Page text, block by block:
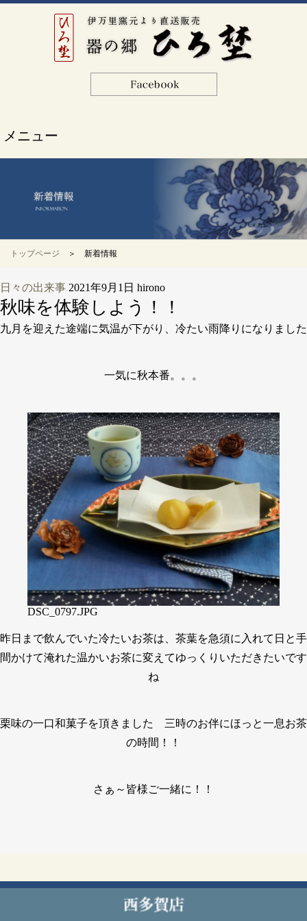
メニュー
トップページ ＞ 新着情報
日々の出来事 2021年9月1日 hirono
秋味を体験しよう！！
九月を迎えた途端に気温が下がり、冷たい雨降りになりました
一気に秋本番。。。
DSC_0797.JPG
昨日まで飲んでいた冷たいお茶は、茶葉を急須に入れて日と手
間かけて淹れた温かいお茶に変えてゆっくりいただきたいです
ね
栗味の一口和菓子を頂きました 三時のお伴にほっと一息お茶
の時間！！
さぁ～皆様ご一緒に！！